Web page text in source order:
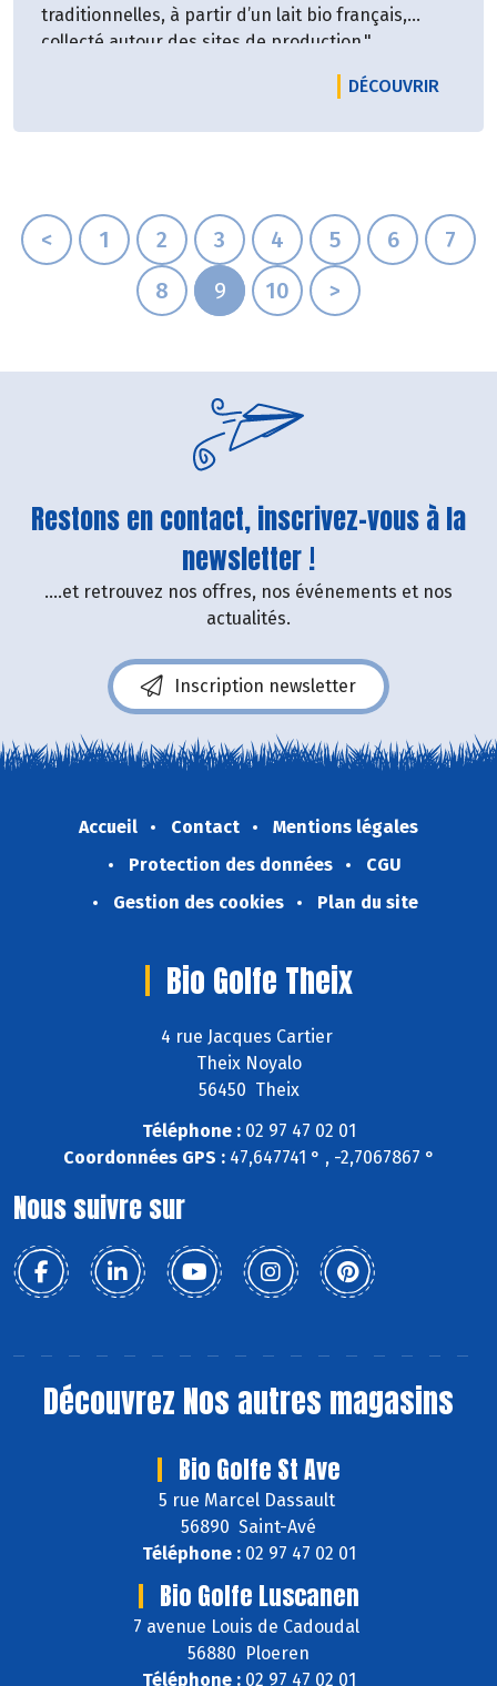
traditionnelles, à partir d’un lait bio français,
collecté autour des sites de production."
DÉCOUVRIR
< 1 2 3 4 5 6
7
8
9 10 >
Restons en contact, inscrivez-vous à la
newsletter !
....et retrouvez nos offres, nos événements et nos
actualités.
Inscription newsletter
Accueil Contact
Mentions légales
Protection des données
CGU
Gestion des cookies
Plan du site
Bio Golfe Theix
4 rue Jacques Cartier
Theix Noyalo
56450 Theix
Téléphone :02 97 47 02 01
Coordonnées GPS :47,647741 ° , -2,7067867 °
Nous suivre sur
Découvrez Nos autres magasins
Bio Golfe St Ave
5 rue Marcel Dassault
56890 Saint-Avé
Téléphone :02 97 47 02 01
Bio Golfe Luscanen
7 avenue Louis de Cadoudal
56880 Ploeren
Téléphone :02 97 47 02 01